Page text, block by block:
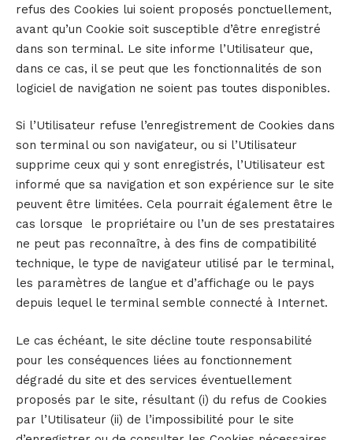
refus des Cookies lui soient proposés ponctuellement,
avant qu’un Cookie soit susceptible d’être enregistré
dans son terminal. Le site informe l’Utilisateur que,
dans ce cas, il se peut que les fonctionnalités de son
logiciel de navigation ne soient pas toutes disponibles.
Si l’Utilisateur refuse l’enregistrement de Cookies dans
son terminal ou son navigateur, ou si l’Utilisateur
supprime ceux qui y sont enregistrés, l’Utilisateur est
informé que sa navigation et son expérience sur le site
peuvent être limitées. Cela pourrait également être le
cas lorsque le propriétaire ou l’un de ses prestataires
ne peut pas reconnaître, à des fins de compatibilité
technique, le type de navigateur utilisé par le terminal,
les paramètres de langue et d’affichage ou le pays
depuis lequel le terminal semble connecté à Internet.
Le cas échéant, le site décline toute responsabilité
pour les conséquences liées au fonctionnement
dégradé du site et des services éventuellement
proposés par le site, résultant (i) du refus de Cookies
par l’Utilisateur (ii) de l’impossibilité pour le site